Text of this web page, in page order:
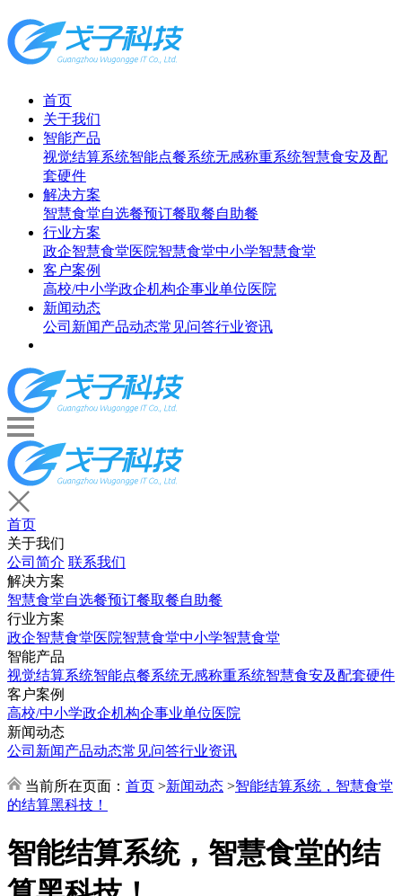
首页
关于我们
智能产品
视觉结算系统智能点餐系统无感称重系统智慧食安及配
套硬件
解决方案
智慧食堂自选餐预订餐取餐自助餐
行业方案
政企智慧食堂医院智慧食堂中小学智慧食堂
客户案例
高校/中小学政企机构企事业单位医院
新闻动态
公司新闻产品动态常见问答行业资讯
首页
关于我们
公司简介 联系我们
解决方案
智慧食堂自选餐预订餐取餐自助餐
行业方案
政企智慧食堂医院智慧食堂中小学智慧食堂
智能产品
视觉结算系统智能点餐系统无感称重系统智慧食安及配套硬件
客户案例
高校/中小学政企机构企事业单位医院
新闻动态
公司新闻产品动态常见问答行业资讯
当前所在页面： 首页 >新闻动态 >智能结算系统，智慧食堂
的结算黑科技！
智能结算系统，智慧食堂的结